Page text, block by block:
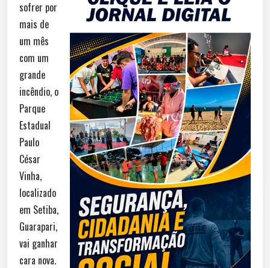
sofrer por
mais de
um mês
com um
grande
incêndio, o
Parque
Estadual
Paulo
César
Vinha,
localizado
em Setiba,
Guarapari,
vai ganhar
cara nova.